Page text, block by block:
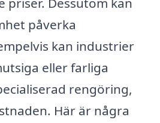
påverka
kan industrier
eller farliga
rengöring,
Här är några